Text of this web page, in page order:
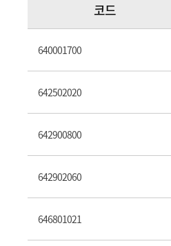
코드
640001700
642502020
642900800
642902060
646801021